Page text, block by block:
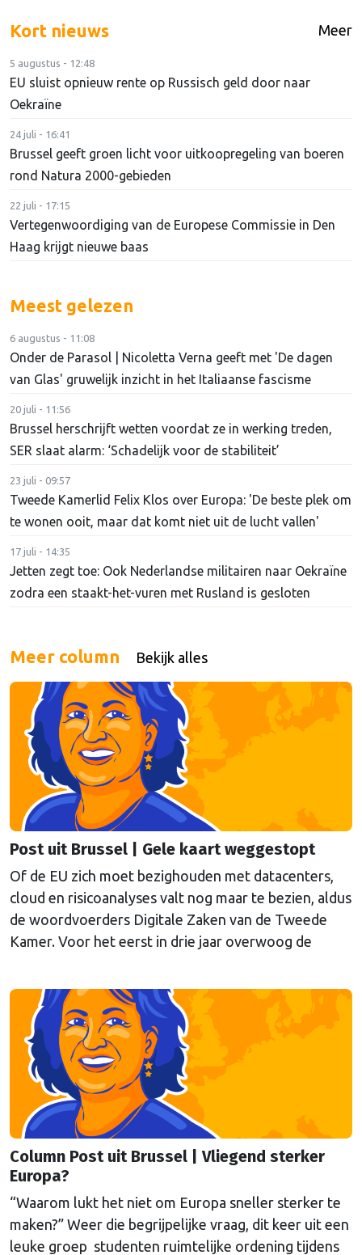
Kort nieuws Meer
5 augustus - 12:48
EU sluist opnieuw rente op Russisch geld door naar
Oekraïne
24 juli - 16:41
Brussel geeft groen licht voor uitkoopregeling van boeren
rond Natura 2000-gebieden
22 juli - 17:15
Vertegenwoordiging van de Europese Commissie in Den
Haag krijgt nieuwe baas
Meest gelezen
6 augustus - 11:08
Onder de Parasol | Nicoletta Verna geeft met 'De dagen
van Glas' gruwelijk inzicht in het Italiaanse fascisme
20 juli - 11:56
Brussel herschrijft wetten voordat ze in werking treden,
SER slaat alarm: ‘Schadelijk voor de stabiliteit’
23 juli - 09:57
Tweede Kamerlid Felix Klos over Europa: 'De beste plek om
te wonen ooit, maar dat komt niet uit de lucht vallen'
17 juli - 14:35
Jetten zegt toe: Ook Nederlandse militairen naar Oekraïne
zodra een staakt-het-vuren met Rusland is gesloten
Meer column Bekijk alles
Post uit Brussel | Gele kaart weggestopt
Of de EU zich moet bezighouden met datacenters,
cloud en risicoanalyses valt nog maar te bezien, aldus
de woordvoerders Digitale Zaken van de Tweede
Kamer. Voor het eerst in drie jaar overwoog de
Column Post uit Brussel | Vliegend sterker
Europa?
“Waarom lukt het niet om Europa sneller sterker te
maken?” Weer die begrijpelijke vraag, dit keer uit een
leuke groep studenten ruimtelijke ordening tijdens